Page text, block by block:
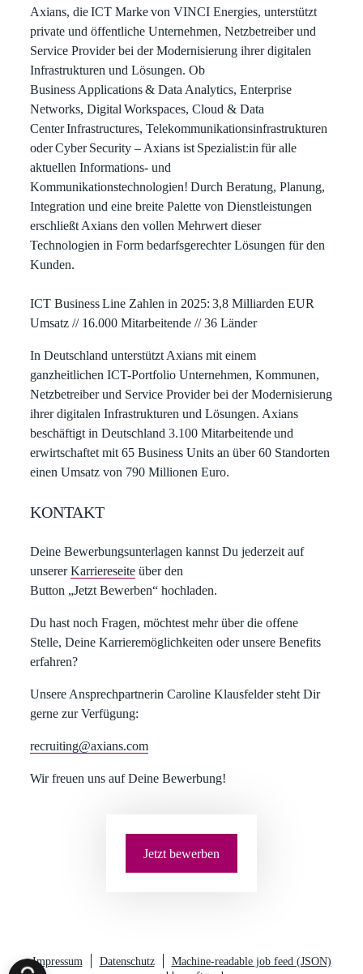
Axians, die ICT Marke von VINCI Energies, unterstützt
private und öffentliche Unternehmen, Netzbetreiber und
Service Provider bei der Modernisierung ihrer digitalen
Infrastrukturen und Lösungen. Ob
Business Applications & Data Analytics, Enterprise
Networks, Digital Workspaces, Cloud & Data
Center Infrastructures, Telekommunikationsinfrastrukturen
oder Cyber Security – Axians ist Spezialist:in für alle
aktuellen Informations- und
Kommunikationstechnologien! Durch Beratung, Planung,
Integration und eine breite Palette von Dienstleistungen
erschließt Axians den vollen Mehrwert dieser
Technologien in Form bedarfsgerechter Lösungen für den
Kunden.
ICT Business Line Zahlen in 2025: 3,8 Milliarden EUR
Umsatz // 16.000 Mitarbeitende // 36 Länder
In Deutschland unterstützt Axians mit einem
ganzheitlichen ICT-Portfolio Unternehmen, Kommunen,
Netzbetreiber und Service Provider bei der Modernisierung
ihrer digitalen Infrastrukturen und Lösungen. Axians
beschäftigt in Deutschland 3.100 Mitarbeitende und
erwirtschaftet mit 65 Business Units an über 60 Standorten
einen Umsatz von 790 Millionen Euro.
KONTAKT
Deine Bewerbungsunterlagen kannst Du jederzeit auf
unsererKarriereseite über den
Button „Jetzt Bewerben“ hochladen.​
Du hast noch Fragen, möchtest mehr über die offene
Stelle, Deine Karrieremöglichkeiten oder unsere Benefits
erfahren?​
Unsere Ansprechpartnerin Caroline Klausfelder steht Dir
gerne zur Verfügung:​
recruiting@axians.com
​Wir freuen uns auf Deine Bewerbung!
Jetzt bewerben
Impressum Datenschutz
Machine-readable job feed (JSON)